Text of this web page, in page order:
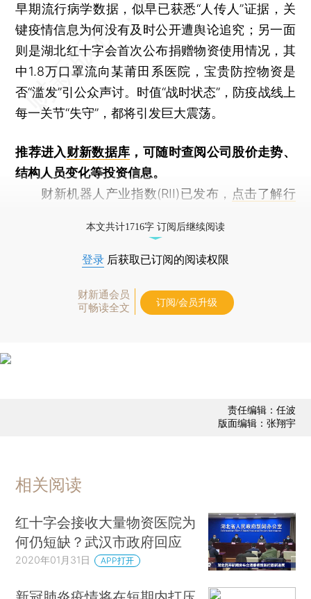
早期流行病学数据，似早已获悉“人传人”证据，关
键疫情信息为何没有及时公开遭舆论追究；另一面
则是湖北红十字会首次公布捐赠物资使用情况，其
中1.8万口罩流向某莆田系医院，宝贵防控物资是
否“滥发”引公众声讨。时值“战时状态”，防疫战线上
每一关节“失守”，都将引发巨大震荡。
推荐进入财新数据库 ，可随时查阅公司股价走势、
结构人员变化等投资信息。
财新机器人产业指数(RII)已发布， 点击了解行
本文共计1716字 订阅后继续阅读
登录 后获取已订阅的阅读权限
财新通会员
可畅读全文
订阅/会员升级
责任编辑：任波
版面编辑：张翔宇
相关阅读
红十字会接收大量物资医院为
何仍短缺？武汉市政府回应
2020年01月31日 APP打开